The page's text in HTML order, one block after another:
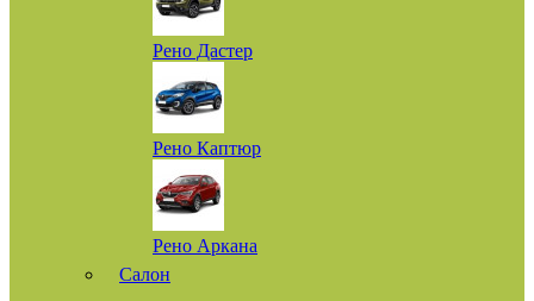
Рено Дастер
Рено Каптюр
Рено Аркана
Салон